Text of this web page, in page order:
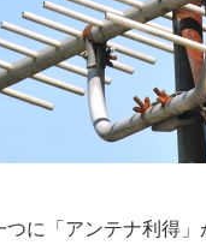
に「アンテナ利得